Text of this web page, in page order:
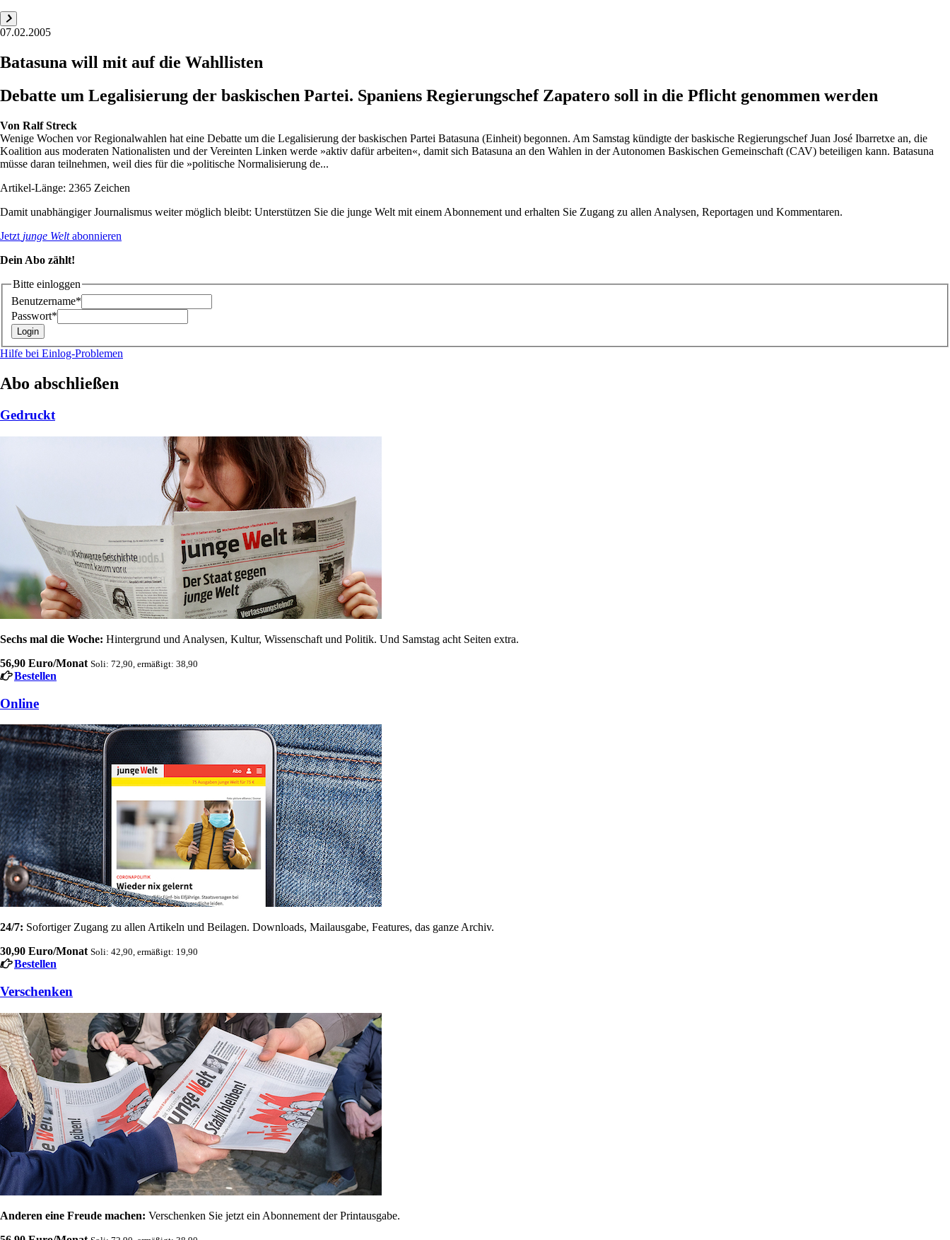
07.02.2005
Batasuna will mit auf die Wahllisten
Debatte um Legalisierung der baskischen Partei. Spaniens Regierungschef Zapatero soll in die Pflicht genommen werden
Von Ralf Streck
Wenige Wochen vor Regionalwahlen hat eine Debatte um die Legalisierung der baskischen Partei Batasuna (Einheit) begonnen. Am Samstag kündigte der baskische Regierungschef Juan José Ibarretxe an, die
Koalition aus moderaten Nationalisten und der Vereinten Linken werde »aktiv dafür arbeiten«, damit sich Batasuna an den Wahlen in der Autonomen Baskischen Gemeinschaft (CAV) beteiligen kann. Batasuna
müsse daran teilnehmen, weil dies für die »politische Normalisierung de...
Artikel-Länge: 2365 Zeichen
Damit unabhängiger Journalismus weiter möglich bleibt: Unterstützen Sie die junge Welt mit einem Abonnement und erhalten Sie Zugang zu allen Analysen, Reportagen und Kommentaren.
Jetzt junge Weltabonnieren
Dein Abo zählt!
Bitte einloggen
Benutzername*
Passwort*
Hilfe bei Einlog-Problemen
Abo abschließen
Gedruckt
Sechs mal die Woche: Hintergrund und Analysen, Kultur, Wissenschaft und Politik. Und Samstag acht Seiten extra.
56,90 Euro/Monat Soli: 72,90, ermäßigt: 38,90
Bestellen
Online
24/7: Sofortiger Zugang zu allen Artikeln und Beilagen. Downloads, Mailausgabe, Features, das ganze Archiv.
30,90 Euro/Monat Soli: 42,90, ermäßigt: 19,90
Bestellen
Verschenken
Anderen eine Freude machen: Verschenken Sie jetzt ein Abonnement der Printausgabe.